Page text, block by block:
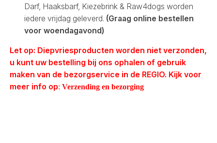
Darf, Haaksbarf, Kiezebrink & Raw4dogs worden
iedere vrijdag geleverd. (Graag online bestellen
voor woendagavond)
Let op: Diepvriesproducten worden niet verzonden,
u kunt uw bestelling bij ons ophalen of gebruik
maken van de bezorgservice in de REGIO. Kijk voor
meer info op: Verzending en bezorging